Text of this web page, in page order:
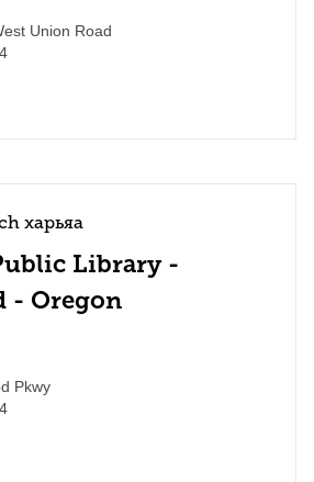
Union Road
харьяа
Library -
- Oregon
Pkwy